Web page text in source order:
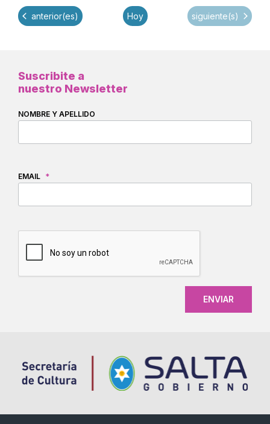
Eventos
anterior(es) Hoy Eventos
siguiente(s)
Suscribite a
nuestro Newsletter
NOMBRE Y APELLIDO
EMAIL *